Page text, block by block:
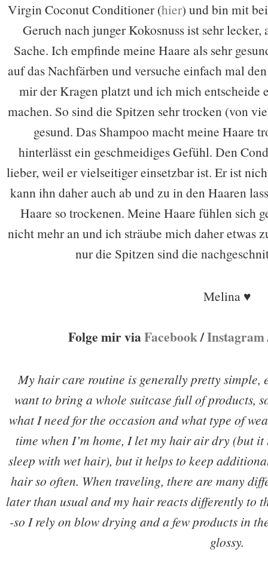
Virgin Coconut Conditioner (hier) und bin mit
Geruch nach junger Kokosnuss ist sehr
Sache. Ich empfinde meine Haare als sehr
auf das Nachfärben und versuche einfach mal
mir der Kragen platzt und ich mich entscheide
machen. So sind die Spitzen sehr trocken (von
gesund. Das Shampoo macht meine Haare
hinterlässt ein geschmeidiges Gefühl. Den
lieber, weil er vielseitiger einsetzbar ist. Er ist
kann ihn daher auch ab und zu in den Haaren
Haare so trockenen. Meine Haare fühlen sich
nicht mehr an und ich sträube mich daher etwas
nur die Spitzen sind die
Melina ♥
Folge mir viaFacebook/Instagram
My hair care routine is generally pretty simple,
want to bring a whole suitcase full of products,
what I need for the occasion and what type of
time when I’m home, I let my hair air dry (but
sleep with wet hair), but it helps to keep
hair so often. When traveling, there are many
later than usual and my hair reacts differently to
-so I rely on blow drying and a few products in
glossy.